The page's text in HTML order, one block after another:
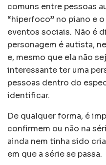
comuns entre pessoas
“hiperfoco” no piano e
eventos sociais. Não é
personagem é autista,
e, mesmo que ela não
interessante ter uma
pessoas dentro do
identificar.
De qualquer forma, é
confirmem ou não na
ainda nem tinha sido
em que a série se passa.